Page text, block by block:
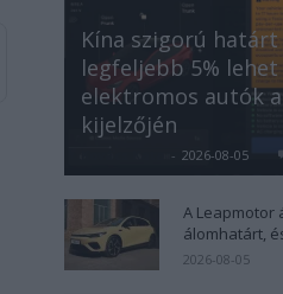
Kína szigorú
legfeljebb 5% lehet
elektromos autók
kijelzőjén
- 2026-08-05
A Leapmotor
álomhatárt,
2026-08-05